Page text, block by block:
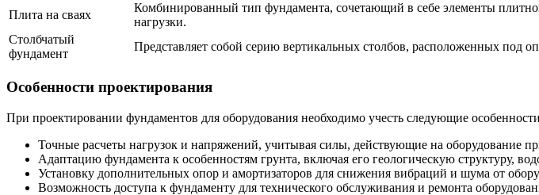
Плита на сваях
Комбинированный тип фундамента, сочетающий в себе элементы
нагрузки.
Столбчатый
фундамент
Представляет собой серию вертикальных столбов, расположенных под
Особенности проектирования
При проектировании фундаментов для оборудования необходимо учесть следующие
Точные расчеты нагрузок и напряжений, учитывая силы, действующие на оборудование
Адаптацию фундамента к особенностям грунта, включая его геологическую структуру,
Установку дополнительных опор и амортизаторов для снижения вибраций и шума от
Возможность доступа к фундаменту для технического обслуживания и ремонта